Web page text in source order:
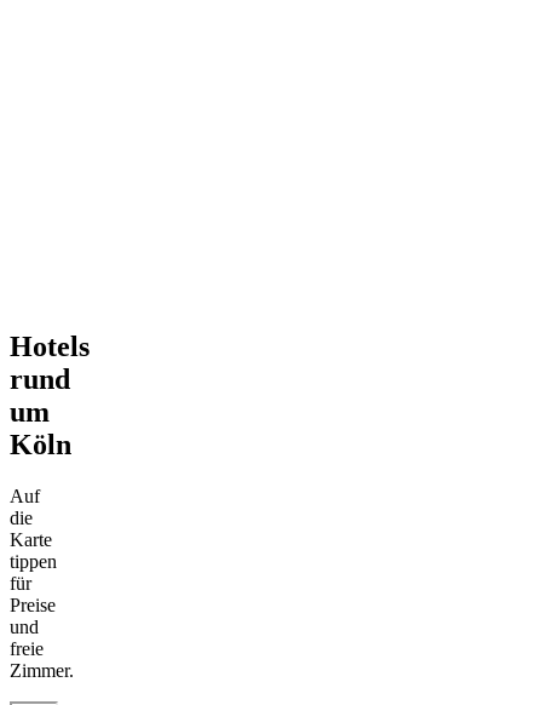
Hotels
rund
um
Köln
Auf
die
Karte
tippen
für
Preise
und
freie
Zimmer.